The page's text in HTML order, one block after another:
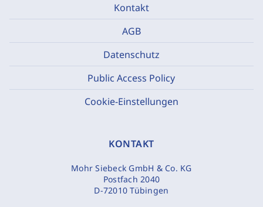
Kontakt
AGB
Datenschutz
Public Access Policy
Cookie-Einstellungen
KONTAKT
Mohr Siebeck GmbH & Co. KG
Postfach 2040
D-72010 Tübingen